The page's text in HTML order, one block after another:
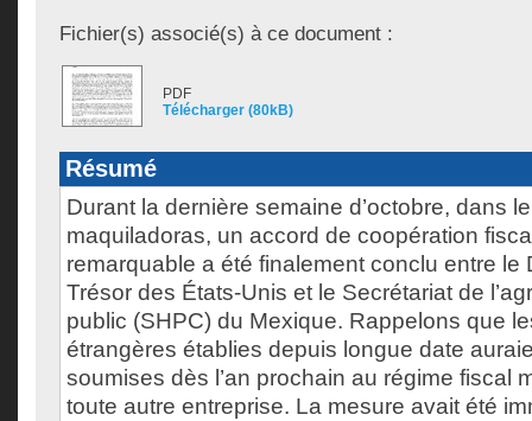
Fichier(s) associé(s) à ce document :
PDF
Télécharger (80kB)
Résumé
Durant la dernière semaine d’octobre, dans
maquiladoras, un accord de coopération
remarquable a été finalement conclu entre le
Trésor des États-Unis et le Secrétariat de
public (SHPC) du Mexique. Rappelons que
étrangères établies depuis longue date
soumises dès l’an prochain au régime fiscal
toute autre entreprise. La mesure avait été